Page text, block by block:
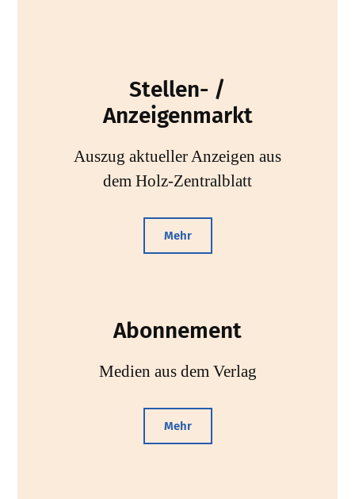
Stellen- /
Anzeigenmarkt
Auszug aktueller Anzeigen aus
dem Holz-Zentralblatt
Mehr
Abonnement
Medien aus dem Verlag
Mehr